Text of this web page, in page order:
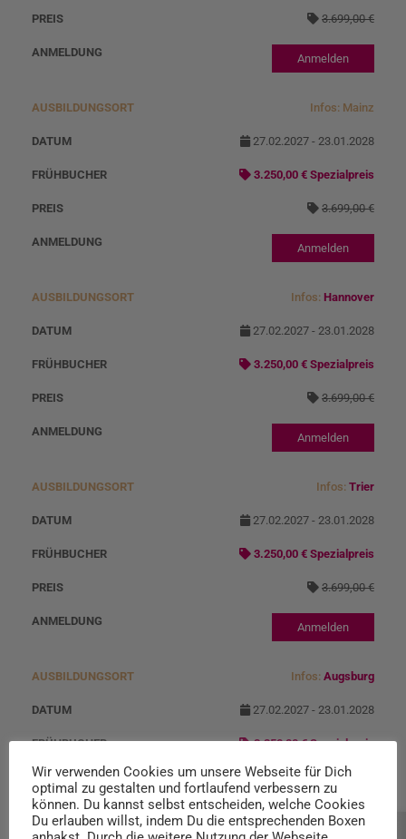
3.699,00 €
Anmelden
Infos: Mainz
27.02.2027 - 23.01.2028
3.250,00 € Spezialpreis
3.699,00 €
Anmelden
Infos: Hannover
27.02.2027 - 23.01.2028
3.250,00 € Spezialpreis
3.699,00 €
Anmelden
Infos: Trier
27.02.2027 - 23.01.2028
3.250,00 € Spezialpreis
3.699,00 €
Anmelden
Infos: Augsburg
27.02.2027 - 23.01.2028
3.250,00 € Spezialpreis
3.699,00 €
Anmelden
Wir verwenden Cookies um unsere Webseite für Dich
optimal zu gestalten und fortlaufend verbessern zu
können. Du kannst selbst entscheiden, welche Cookies
Du erlauben willst, indem Du die entsprechenden Boxen